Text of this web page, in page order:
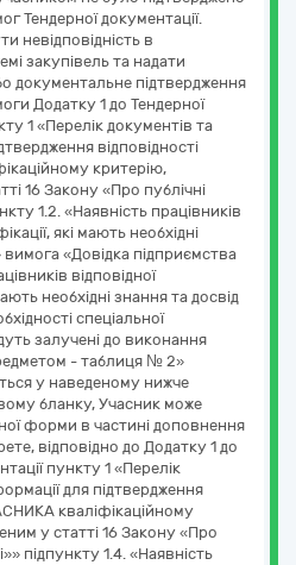
Тендерної документації.
невідповідність в
закупівель та надати
документальне підтвердження
Додатку 1 до Тендерної
1 «Перелік документів та
відповідності
критерію,
16 Закону «Про публічні
1.2. «Наявність працівників
які мають необхідні
вимога «Довідка підприємства
відповідної
необхідні знання та досвід
спеціальної
залучені до виконання
- таблиця № 2»
у наведеному нижче
бланку, Учасник може
форми в частині доповнення
відповідно до Додатку 1 до
пункту 1 «Перелік
для підтвердження
кваліфікаційному
у статті 16 Закону «Про
підпункту 1.4. «Наявність